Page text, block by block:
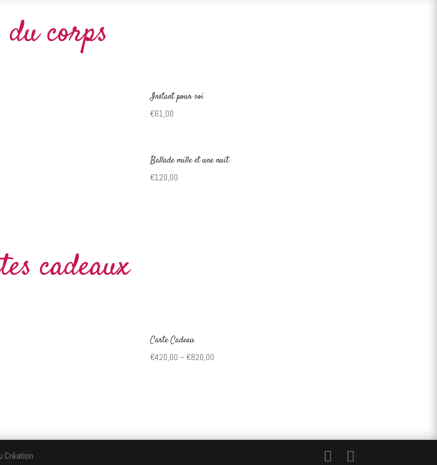
du corps
Instant pour soi
€61,00
Ballade mille et une nuit
€120,00
cadeaux
Carte Cadeau
€420,00 –€820,00
Création